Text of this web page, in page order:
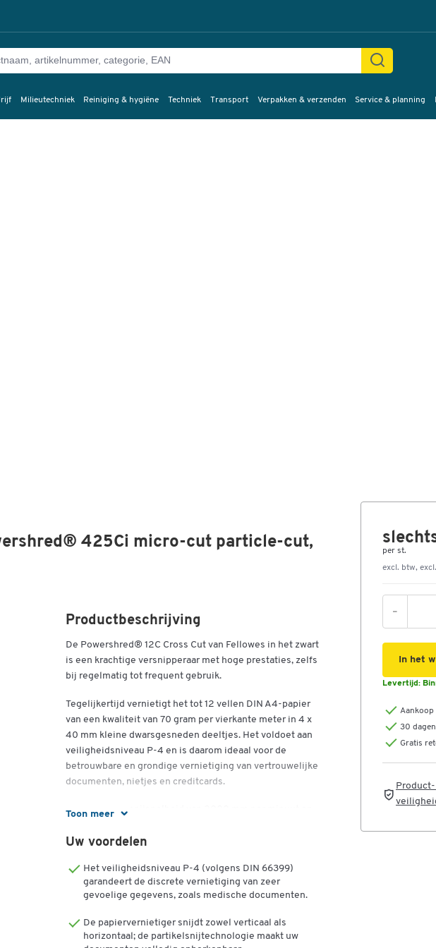
Milieutechniek Reiniging & hygiëne Techniek Transport Verpakken & verzenden Service & planning
425Ci micro-cut particle-cut,
Toon meer
Productbeschrijving
De Powershred® 12C Cross Cut van Fellowes in het zwart
is een krachtige versnipperaar met hoge prestaties, zelfs
bij regelmatig tot frequent gebruik.
Tegelijkertijd vernietigt het tot 12 vellen DIN A4-papier
van een kwaliteit van 70 gram per vierkante meter in 4 x
40 mm kleine dwarsgesneden deeltjes. Het voldoet aan
veiligheidsniveau P-4 en is daarom ideaal voor de
betrouwbare en grondige vernietiging van vertrouwelijke
documenten, nietjes en creditcards.
Het heeft een snijsnelheid van 2000 mm per minuut en
uitneembare opvangbak heeft een totale inhoud van 19
van de knipsels.
Een geïntegreerde veiligheidsstopschakelaar en een
geïntegreerde veiligheidsstopschakelaar op een handige
manier af. Wij bieden 2 jaar garantie op de Powershred®
Uw voordelen
Het veiligheidsniveau P-4 (volgens DIN 66399)
garandeert de discrete vernietiging van zeer
gevoelige gegevens, zoals medische documenten.
De papiervernietiger snijdt zowel verticaal als
horizontaal; de partikelsnijtechnologie maakt uw
per st.
excl. btw, excl.
-
In het
Levertijd:
30
Gratis
Product-
Afbeeldingen